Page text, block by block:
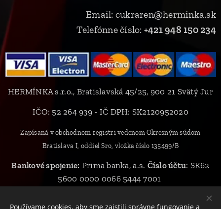
Email: cukraren@herminka.sk
Telefónne číslo: +421 948 150 234
HERMÍNKA s.r.o., Bratislavská 45/25, 900 21 Svätý Jur
IČO: 52 264 939 - IČ DPH: SK2120952020
Zapísaná v obchodnom registri vedenom Okresným súdom
Bratislava I, oddiel Sro, vložka číslo 135499/B
Bankové spojenie: Prima banka, a.s. Číslo účtu: SK62
5600 0000 0066 5444 7001
Používame cookies, aby sme zaistili správne fungovanie a